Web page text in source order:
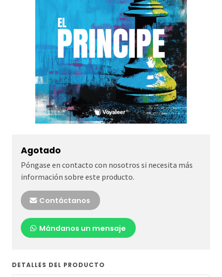
Agotado
Póngase en contacto con nosotros si necesita más
información sobre este producto.
Contáctanos
Mándanos un mensaje
DETALLES DEL PRODUCTO